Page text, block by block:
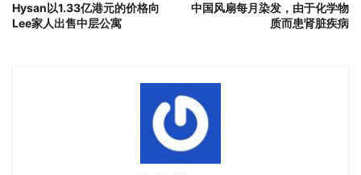
Hysan以1.33亿港元的价格向
Lee家人出售中层公寓
中国风扇每月染发，由于化学物
质而患肾脏疾病